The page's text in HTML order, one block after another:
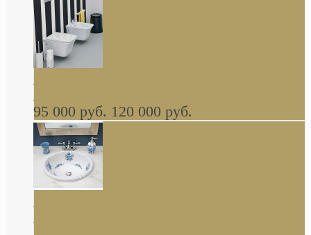
навесное КОМПЛЕКТ
95 000 руб. 120 000 руб.
Decorated Bathroom раковина овальная
встраиваемая для ванной с рисунком синяя